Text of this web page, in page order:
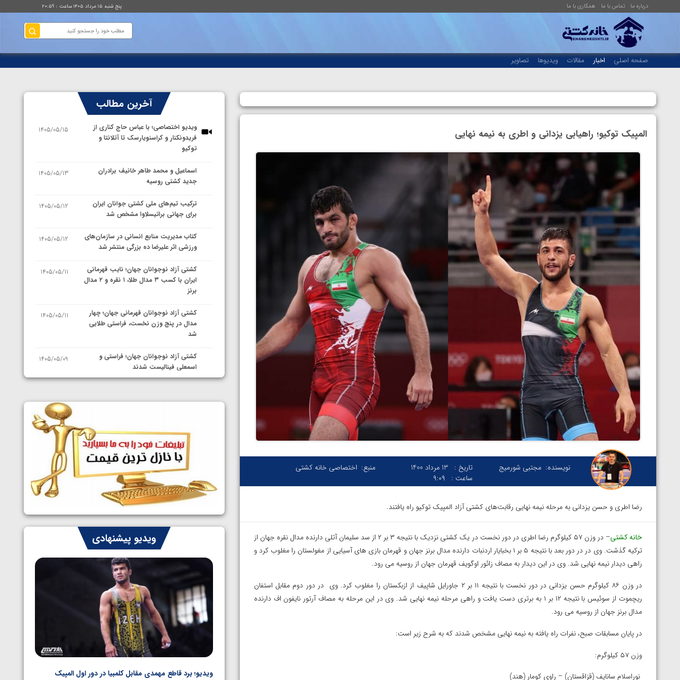
درباره ما تماس با ما همکاری با ما پنج شنبه ۱۵ مرداد ۱۴۰۵ ساعت : ۲۰:۵۹
صفحه اصلی اخبار مقالات ویدیوها تصاویر
المپیک توکیو؛ راهیابی یزدانی و اطری به نیمه نهایی
نویسنده: مجتبی شورمیج تاریخ :
13 مرداد 1400
ساعت :
۹:۰۹
منبع: اختصاصی خانه کشتی
رضا اطری و حسن یزدانی به مرحله نیمه نهایی رقابت‌های کشتی آزاد المپیک توکیو راه یافتند.
خانه کشتی
– در وزن ۵۷ کیلوگرم رضا اطری در دور نخست در یک کشتی نزدیک با نتیجه ۳ بر ۲ از سد سلیمان آتلی دارنده مدال نقره جهان از
ترکیه گذشت. وی در در دور بعد با نتیجه ۵ بر ۱ بخبایار اردنبات دارنده مدال برنز جهان و قهرمان بازی های آسیایی از مغولستان را مغلوب کرد و
راهی دیدار نیمه نهایی شد. وی در این دیدار به مصاف زائور اوگویف قهرمان جهان از روسیه می رود.
در وزن ۸۶ کیلوگرم حسن یزدانی در دور نخست با نتیجه ۱۱ بر ۲ جاورایل شاپیف از ازبکستان را مغلوب کرد. وی در دور دوم مقابل استفان
ریچموت از سوئیس با نتیجه ۱۲ بر ۱ به برتری دست یافت و راهی مرحله نیمه نهایی شد. وی در این مرحله به مصاف آرتور نایفون اف دارنده
مدال برنز جهان از روسیه می رود.
در پایان مسابقات صبح، نفرات راه یافته به نیمه نهایی مشخص شدند که به شرح زیر است:
وزن ۵۷ کیلوگرم:
نوراسلام سانایف (قزاقستان) – راوی کومار (هند)
آخرین مطالب
ویدیو اختصاصی؛ با عباس حاج کناری از
فریدونکنار و کراسنویارسک تا آتلانتا و
توکیو
1405/05/15
اسماعیل و محمد طاهر خانیف برادران
جدید کشتی روسیه
1405/05/13
ترکیب تیم‌های ملی کشتی جوانان ایران
برای جهانی براتیسلاوا مشخص شد
1405/05/12
کتاب مدیریت منابع انسانی در سازمان‌های
ورزشی اثر علیرضا ده بزرگی منتشر شد
1405/05/12
کشتی آزاد نوجوانان جهان؛ نایب قهرمانی
ایران با کسب ۳ مدال طلا، ۱ نقره و ۲ مدال
برنز
1405/05/11
کشتی آزاد نوجوانان قهرمانی جهان؛ چهار
مدال در پنج وزن نخست، فراستی طلایی
شد
1405/05/11
کشتی آزاد نوجوانان جهان؛ فراستی و
اسمعلی فینالیست شدند
1405/05/09
نمایندگان ایران مشخص شدند
سوم برای ایران
1405/05/07
ایران چشم به راه چهار مدال در پنج وزن
دوم کشتی فرنگی نوجوانان جهان
1405/05/06
ویدیو پیشنهادی
با برتری مقابل
ویدیو؛ پیروزی هادی ساروی مقابل آرتور الکسانیان در فینال
ویدیو؛ کسب مدال برنز المپیک پاریس توسط امین میرزازاده